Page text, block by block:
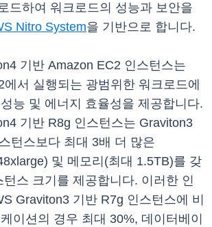
드하여 워크로드의 성능과 보안을
Nitro System을 기반으로 합니다.
기반 Amazon EC2 인스턴스는
서 실행되는 광범위한 워크로드에
능 및 에너지 효율성을 제공합니다.
기반 R8g 인스턴스는 Graviton3
턴스보다 최대 3배 더 많은
및 메모리(최대 1.5TB)를 갖
턴스 크기를 제공합니다. 이러한 인
Graviton3 기반 R7g 인스턴스에 비
이션의 경우 최대 30%, 데이터베이